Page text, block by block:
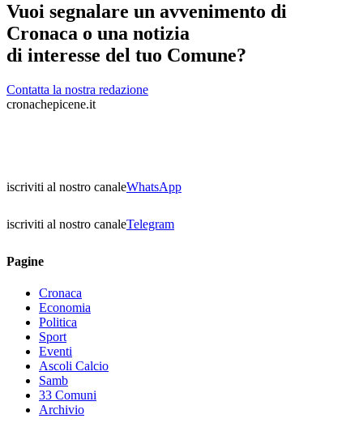
Vuoi segnalare un avvenimento di
Cronaca o una notizia
di interesse del tuo Comune?
Contatta la nostra redazione
cronachepicene.it
iscriviti al nostro canaleWhatsApp
iscriviti al nostro canaleTelegram
Pagine
Cronaca
Economia
Politica
Sport
Eventi
Ascoli Calcio
Samb
33 Comuni
Archivio